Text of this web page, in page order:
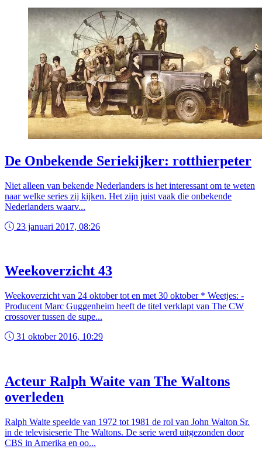
De Onbekende Seriekijker: rotthierpeter
Niet alleen van bekende Nederlanders is het interessant om te weten
naar welke series zij kijken. Het zijn juist vaak die onbekende
Nederlanders waarv...
23 januari 2017, 08:26
Weekoverzicht 43
Weekoverzicht van 24 oktober tot en met 30 oktober * Weetjes: -
Producent Marc Guggenheim heeft de titel verklapt van The CW
crossover tussen de supe...
31 oktober 2016, 10:29
Acteur Ralph Waite van The Waltons
overleden
Ralph Waite speelde van 1972 tot 1981 de rol van John Walton Sr.
in de televisieserie The Waltons. De serie werd uitgezonden door
CBS in Amerika en oo...